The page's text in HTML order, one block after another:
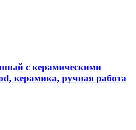
с керамическими
керамика, ручная работа